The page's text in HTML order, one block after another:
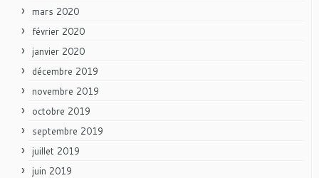
mars 2020
février 2020
janvier 2020
décembre 2019
novembre 2019
octobre 2019
septembre 2019
juillet 2019
juin 2019